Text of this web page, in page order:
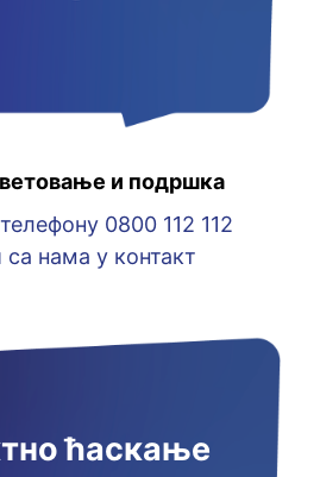
и подршка
0800 112 112
нама у контакт
ћаскање